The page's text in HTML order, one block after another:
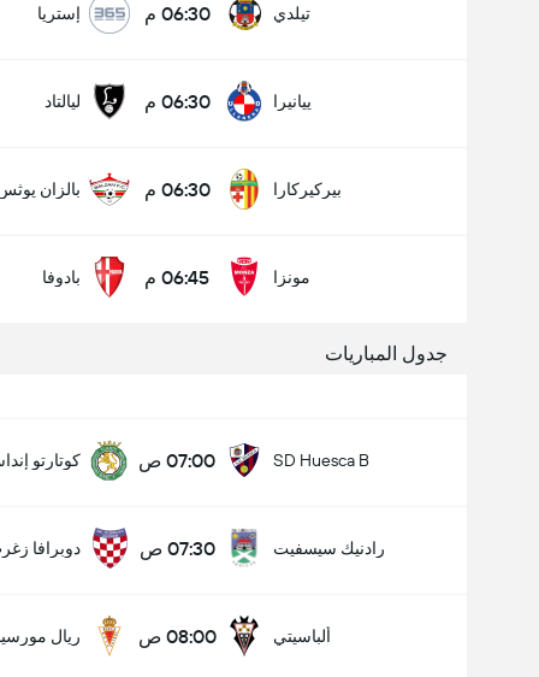
تيلدي 06:30 م إستريا
ييانيرا 06:30 م ليالتاد
بيركيركارا 06:30 م بالزان
مونزا 06:45 م بادوفا
جدول المباريات
SD Huesca B 07:00 ص كوتارتو
رادنيك سيسفيت 07:30 ص دوبرافا
ألباسيتي 08:00 ص ريال